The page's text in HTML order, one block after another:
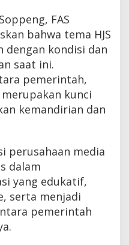
FAS
bahwa tema HJS
dengan kondisi dan
saat ini.
pemerintah,
kunci
kemandirian dan
perusahaan media
dalam
yang edukatif,
serta menjadi
pemerintah